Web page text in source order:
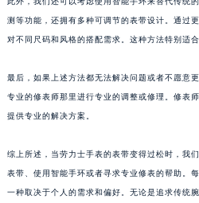
测等功能，还拥有多种可调节的表带设计。通过
对不同尺码和风格的搭配需求。这种方法特别适
最后，如果上述方法都无法解决问题或者不愿意
专业的修表师那里进行专业的调整或修理。修表
提供专业的解决方案。
综上所述，当劳力士手表的表带变得过松时，我
表带、使用智能手环或者寻求专业修表的帮助。
一种取决于个人的需求和偏好。无论是追求传统